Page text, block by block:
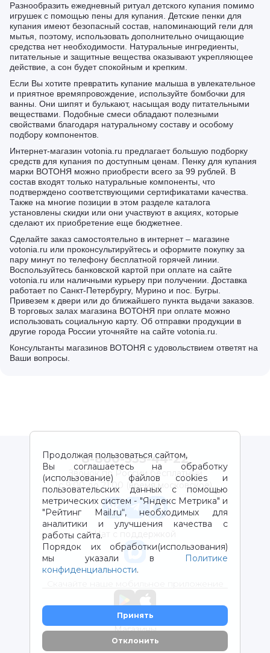
Разнообразить ежедневный ритуал детского купания помимо
игрушек с помощью пены для купания. Детские пенки для
купания имеют безопасный состав, напоминающий гели для
мытья, поэтому, использовать дополнительно очищающие
средства нет необходимости. Натуральные ингредиенты,
питательные и защитные вещества оказывают укрепляющее
действие, а сон будет спокойным и крепким.
Если Вы хотите превратить купание малыша в увлекательное
и приятное времяпровождение, используйте бомбочки для
ванны. Они шипят и булькают, насыщая воду питательными
веществами. Подобные смеси обладают полезными
свойствами благодаря натуральному составу и особому
подбору компонентов.
Интернет-магазин votonia.ru предлагает большую подборку
средств для купания по доступным ценам. Пенку для купания
марки ВОТОНЯ можно приобрести всего за 99 рублей. В
состав входят только натуральные компоненты, что
подтверждено соответствующими сертификатами качества.
Также на многие позиции в этом разделе каталога
установлены скидки или они участвуют в акциях, которые
сделают их приобретение еще бюджетнее.
Сделайте заказ самостоятельно в интернет – магазине
votonia.ru или проконсультируйтесь и оформите покупку за
пару минут по телефону бесплатной горячей линии.
Воспользуйтесь банковской картой при оплате на сайте
votonia.ru или наличными курьеру при получении. Доставка
работает по Санкт-Петербургу, Мурино и пос. Бугры.
Привезем к двери или до ближайшего пункта выдачи заказов.
В торговых залах магазина ВОТОНЯ при оплате можно
использовать социальную карту. Об отправки продукции в
другие города России уточняйте на сайте votonia.ru.
Консультанты магазинов ВОТОНЯ с удовольствием ответят на
Ваши вопросы.
Продолжая пользоваться сайтом,
Вы соглашаетесь на обработку
(использование) файлов cookies и
пользовательских данных с помощью
метрических систем - "Яндекс Метрика" и
"Рейтинг Mail.ru“, необходимых для
аналитики и улучшения качества с
работы сайта.
Порядок их обработки(использования)
мы указали в
Политике
конфиденциальности.
Принять
Отклонить
8-800-333-44-22
Звонок по России бесплатный
с 9:00 до 21:00 (время московское)
Чат с поддержкой
Магазины